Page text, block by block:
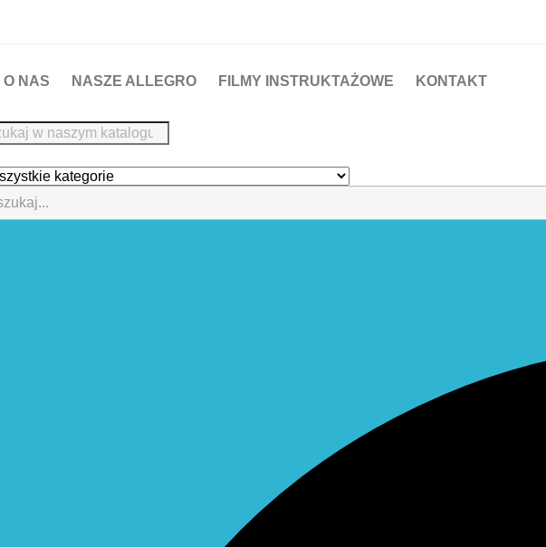
O NAS NASZE ALLEGRO FILMY INSTRUKTAŻOWE KONTAKT